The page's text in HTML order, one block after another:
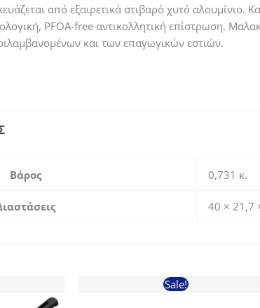
από εξαιρετικά στιβαρό χυτό αλουμίνιο.
PFOA-free αντικολλητική επίστρωση.
και των επαγωγικών εστιών.
Βάρος 0,731 κ.
40 × 21,7
Sale!